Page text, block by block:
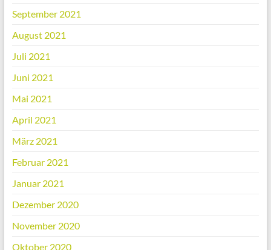
September 2021
August 2021
Juli 2021
Juni 2021
Mai 2021
April 2021
März 2021
Februar 2021
Januar 2021
Dezember 2020
November 2020
Oktober 2020